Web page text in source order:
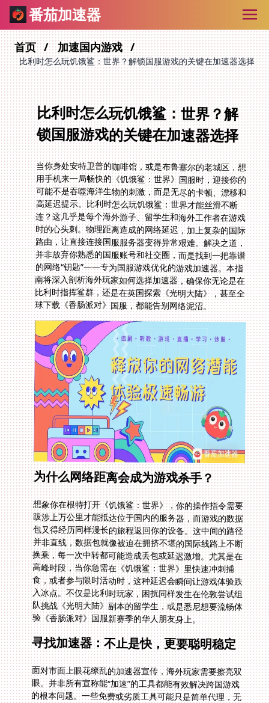
番茄加速器
首页 加速国内游戏
比利时怎么玩饥饿鲨：世界？解锁国服游戏的关键在加速器选择
比利时怎么玩饥饿鲨：世界？解
锁国服游戏的关键在加速器选择
当你身处安特卫普的咖啡馆，或是布鲁塞尔的老城区，想
用手机来一局畅快的《饥饿鲨：世界》国服时，迎接你的
可能不是吞噬海洋生物的刺激，而是无尽的卡顿、漂移和
高延迟提示。比利时怎么玩饥饿鲨：世界才能丝滑不断
连？这几乎是每个海外游子、留学生和海外工作者在游戏
时的心头刺。物理距离造成的网络延迟，加上复杂的国际
路由，让直接连接国服服务器变得异常艰难。解决之道，
并非放弃你熟悉的国服账号和社交圈，而是找到一把靠谱
的网络“钥匙”——专为国服游戏优化的游戏加速器。本指
南将深入剖析海外玩家如何选择加速器，确保你无论是在
比利时指挥鲨群，还是在英国探索《光明大陆》，甚至全
球下载《香肠派对》国服，都能告别网络泥沼。
为什么网络距离会成为游戏杀手？
想象你在根特打开《饥饿鲨：世界》，你的操作指令需要
跋涉上万公里才能抵达位于国内的服务器，而游戏的数据
包又得经历同样漫长的旅程返回你的设备。这中间的路径
并非直线，数据包就像被迫在拥挤不堪的国际线路上不断
换乘，每一次中转都可能造成丢包或延迟激增。尤其是在
高峰时段，当你急需在《饥饿鲨：世界》里快速冲刺捕
食，或者参与限时活动时，这种延迟会瞬间让游戏体验跌
入冰点。不仅是比利时玩家，困扰同样发生在伦敦尝试组
队挑战《光明大陆》副本的留学生，或是悉尼想要流畅体
验《香肠派对》国服新赛季的华人朋友身上。
寻找加速器：不止是快，更要聪明稳定
面对市面上眼花缭乱的加速器宣传，海外玩家需要擦亮双
眼。并非所有宣称能“加速”的工具都能有效解决跨国游戏
的根本问题。一些免费或劣质工具可能只是简单代理，无
法优化底层链路，甚至因节点过载导致稳定性雪上加霜。
真正合格的国服游戏加速器应该像个经验丰富的导航员